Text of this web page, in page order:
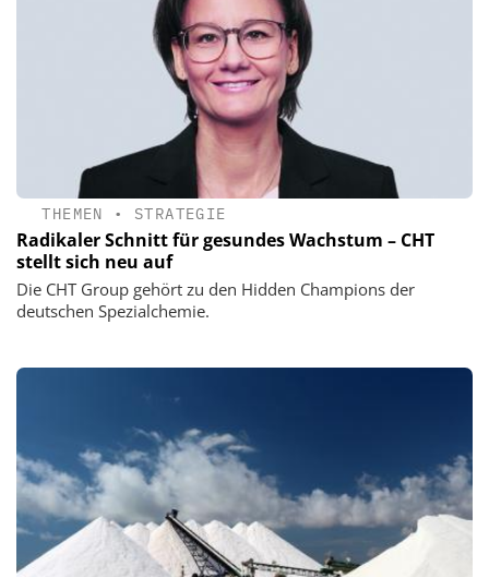
THEMEN • STRATEGIE
Radikaler Schnitt für gesundes Wachstum – CHT
stellt sich neu auf
Die CHT Group gehört zu den Hidden Champions der
deutschen Spezialchemie.